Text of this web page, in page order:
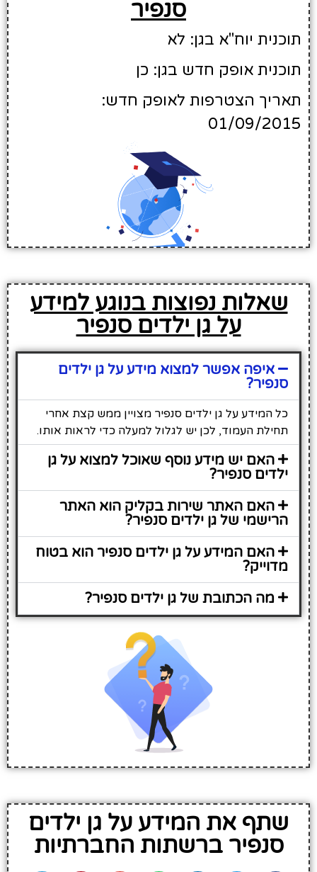
סנפיר
תוכנית יוח"א בגן: לא
תוכנית אופק חדש בגן: כן
תאריך הצטרפות לאופק חדש:
01/09/2015
שאלות נפוצות בנוגע למידע
על גן ילדים סנפיר
איפה אפשר למצוא מידע על גן ילדים
סנפיר?
כל המידע על גן ילדים סנפיר מצויין ממש קצת אחרי
תחילת העמוד, לכן יש לגלול למעלה כדי לראות אותו.
האם יש מידע נוסף שאוכל למצוא על גן
ילדים סנפיר?
האם האתר שירות בקליק הוא האתר
הרישמי של גן ילדים סנפיר?
האם המידע על גן ילדים סנפיר הוא בטוח
מדוייק?
מה הכתובת של גן ילדים סנפיר?
שתף את המידע על גן ילדים
סנפיר ברשתות החברתיות